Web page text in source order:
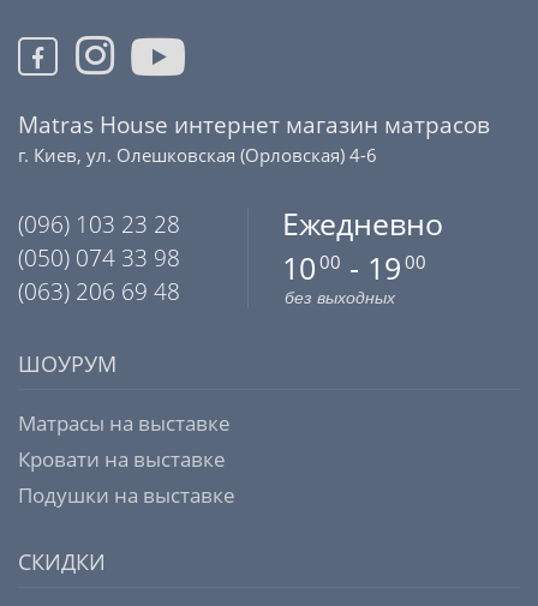
Matras House интернет магазин матрасов
г. Киев, ул. Олешковская (Орловская) 4-6
(096) 103 23 28
(050) 074 33 98
(063) 206 69 48
Ежедневно
10 00 - 19 00
без выходных
ШОУРУМ
Матрасы на выставке
Кровати на выставке
Подушки на выставке
СКИДКИ